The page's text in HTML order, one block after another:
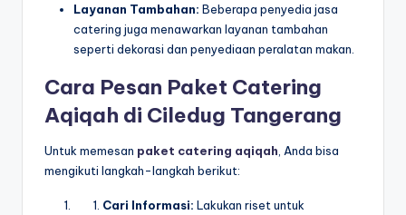
Layanan Tambahan: Beberapa penyedia jasa
catering juga menawarkan layanan tambahan
seperti dekorasi dan penyediaan peralatan makan.
Cara Pesan Paket Catering
Aqiqah di Ciledug Tangerang
Untuk memesan paket catering aqiqah , Anda bisa
mengikuti langkah-langkah berikut:
Cari Informasi: Lakukan riset untuk